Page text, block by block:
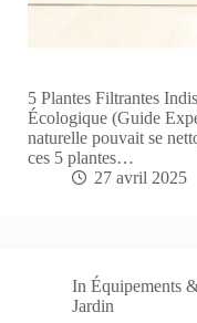
5 Plantes Filtrantes
Écologique (Guide
naturelle pouvait se
ces 5 plantes…
27 avril 2025
In Équipements
Jardin